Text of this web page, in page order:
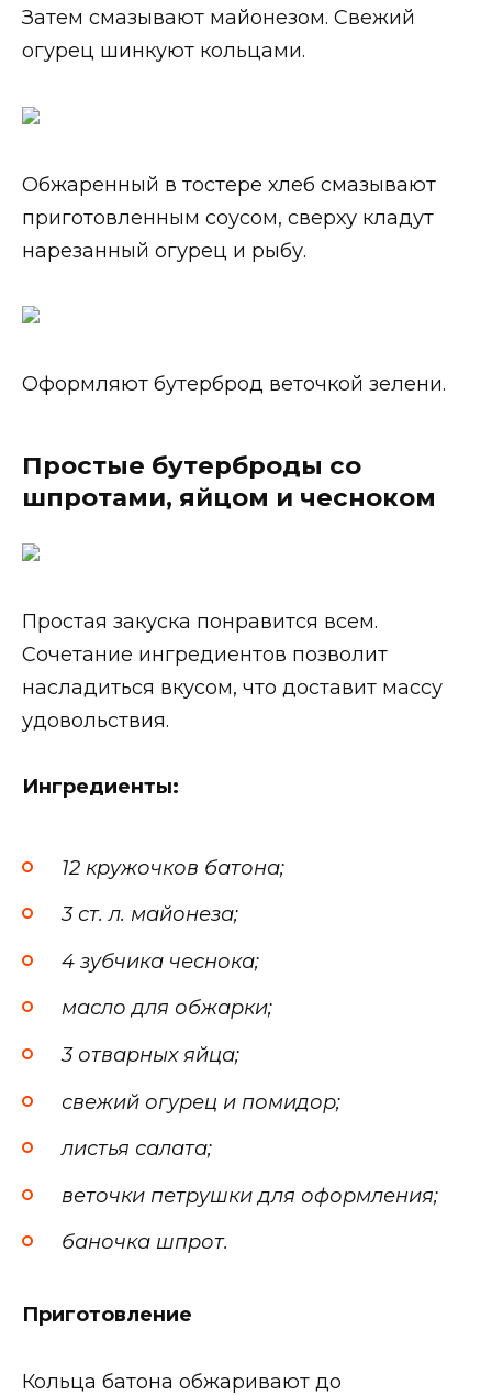
Затем смазывают майонезом. Свежий
огурец шинкуют кольцами.
Обжаренный в тостере хлеб смазывают
приготовленным соусом, сверху кладут
нарезанный огурец и рыбу.
Оформляют бутерброд веточкой зелени.
Простые бутерброды со
шпротами, яйцом и чесноком
Простая закуска понравится всем.
Сочетание ингредиентов позволит
насладиться вкусом, что доставит массу
удовольствия.
Ингредиенты:
12 кружочков батона;
3 ст. л. майонеза;
4 зубчика чеснока;
масло для обжарки;
3 отварных яйца;
свежий огурец и помидор;
листья салата;
веточки петрушки для оформления;
баночка шпрот.
Приготовление
Кольца батона обжаривают до